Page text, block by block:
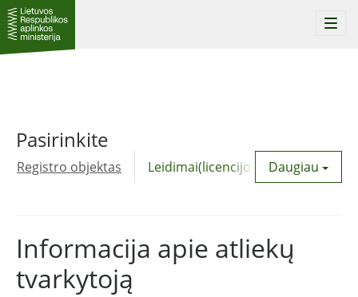
Pasirinkite
Registro objektas Leidimai(licencijos) Daugiau
Informacija apie atliekų
tvarkytoją